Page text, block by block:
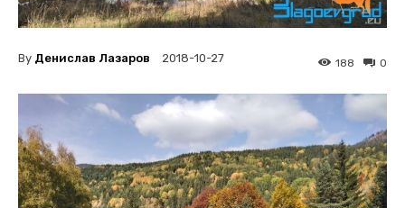
By Денислав Лазаров 2018-10-27 0
188